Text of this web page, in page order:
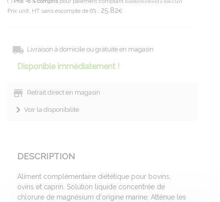
(conformément à nos CGV)
Prix unit. HT sans escompte de 6% : 25.82€
Livraison à domicile ou gratuite en magasin
Disponible immédiatement !
Retrait direct en magasin
Voir la disponibilité
DESCRIPTION
Aliment complémentaire diététique pour bovins,
ovins et caprin. Solution liquide concentrée de
chlorure de magnésium d'origine marine. Atténue les